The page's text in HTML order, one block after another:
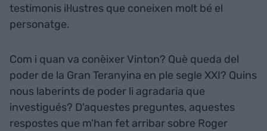
testimonis il·lustres que coneixen molt bé el
personatge.
Com i quan va conèixer Vinton? Què queda del
poder de la Gran Teranyina en ple segle XXI? Quins
nous laberints de poder li agradaria que
investigués? D'aquestes preguntes, aquestes
respostes que m'han fet arribar sobre Roger